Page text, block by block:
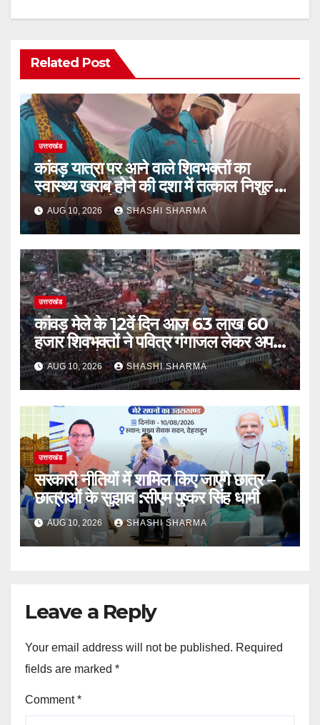
Related Post
उत्तराखंड
कांवड़ यात्रा पर आने वाले शिवभक्तों का
स्वास्थ्य खराब होने की दशा में तत्काल निशुल्क
किया जा रहा है उपचार
AUG 10, 2026 SHASHI SHARMA
उत्तराखंड
कांवड़ मेले के 12वें दिन आज 63 लाख 60
हजार शिवभक्तों ने पवित्र गंगाजल लेकर अपने
गंतव्य की ओर हुए रवाना
AUG 10, 2026 SHASHI SHARMA
उत्तराखंड
सरकारी नीतियों में शामिल किए जाएंगे छात्र –
छात्राओं के सुझाव :सीएम पुष्कर सिंह धामी
AUG 10, 2026 SHASHI SHARMA
Leave a Reply
Your email address will not be published. Required
fields are marked *
Comment*